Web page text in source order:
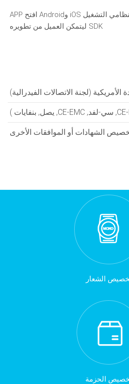
تطبيق BeaconX Pro لنظامي التشغيل iOS وAndroid افتح APP
SDK ليتمكن العميل من تطويره
الأمريكية (لجنة الاتصالات الفيدرالية)
الشهادات أو الموافقات الأخرى
الشعار
الحزمة